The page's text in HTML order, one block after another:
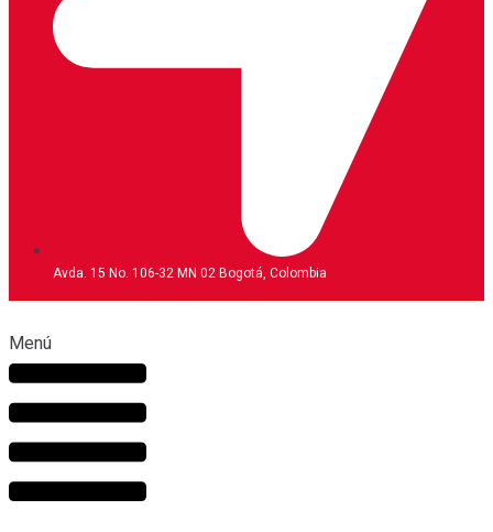
Avda. 15 No. 106-32 MN 02 Bogotá, Colombia
Menú